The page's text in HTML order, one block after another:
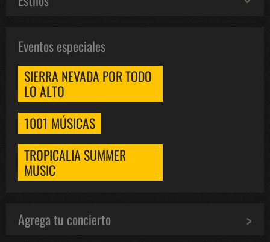
Eventos especiales
SIERRA NEVADA POR TODO
LO ALTO
1001 MÚSICAS
TROPICALIA SUMMER
MUSIC
Agrega tu concierto